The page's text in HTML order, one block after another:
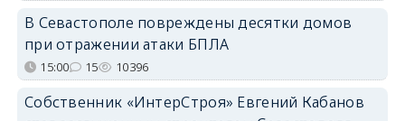
В Севастополе повреждены десятки домов
при отражении атаки БПЛА
15:00 15 10396
Собственник «ИнтерСтроя» Евгений Кабанов